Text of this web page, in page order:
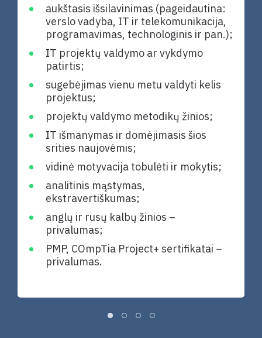
aukštasis išsilavinimas (pageidautina:
verslo vadyba, IT ir telekomunikacija,
programavimas, technologinis ir pan.);
IT projektų valdymo ar vykdymo
patirtis;
sugebėjimas vienu metu valdyti kelis
projektus;
projektų valdymo metodikų žinios;
IT išmanymas ir domėjimasis šios
srities naujovėmis;
vidinė motyvacija tobulėti ir mokytis;
analitinis mąstymas,
ekstravertiškumas;
anglų ir rusų kalbų žinios –
privalumas;
PMP, COmpTia Project+ sertifikatai –
privalumas.